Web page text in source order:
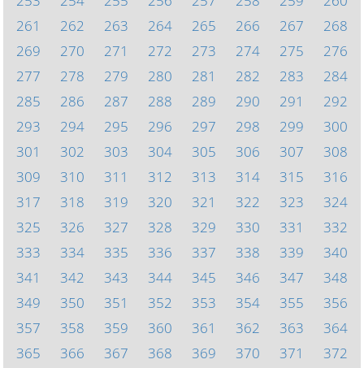
261
262 263 264 265 266 267
268
269
270 271 272 273 274 275
276
277
278 279 280 281 282 283
284
285
286 287 288 289 290 291
292
293
294 295 296 297 298 299
300
301
302 303 304 305 306 307
308
309
310 311 312 313 314 315
316
317
318 319 320 321 322 323
324
325
326 327 328 329 330 331
332
333
334 335 336 337 338 339
340
341
342 343 344 345 346 347
348
349
350 351 352 353 354 355
356
357
358 359 360 361 362 363
364
365
366 367 368 369 370 371 372